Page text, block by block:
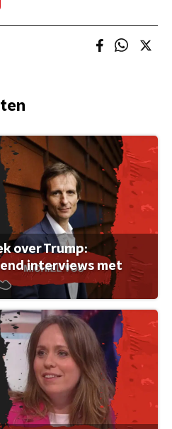
over Trump:
interviews met